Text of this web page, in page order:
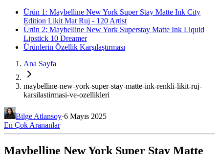
Ürün 1: Maybelline New York Super Stay Matte Ink City
Edition Likit Mat Ruj - 120 Artist
Ürün 2: Maybelline New York Superstay Matte Ink Liquid
Lipstick 10 Dreamer
Ürünlerin Özellik Karşılaştırması
Ana Sayfa
maybelline-new-york-super-stay-matte-ink-renkli-likit-ruj-
karsilastirmasi-ve-ozellikleri
Bilge Atlansoy·6 Mayıs 2025
En Çok Arananlar
Maybelline New York Super Stay Matte